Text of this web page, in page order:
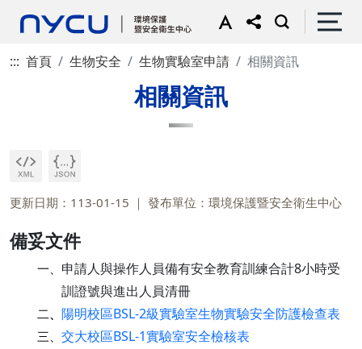
::: 首頁 生物安全 生物實驗室申請 相關資訊
相關資訊
更新日期：113-01-15 發布單位：環境保護暨安全衛生中心
備妥文件
一、 申請人與操作人員備有安全教育訓練合計8小時受
訓證號與進出人員清冊
二、、 陽明校區BSL-2級實驗室生物實驗安全防護檢查表
三、 交大校區BSL-1實驗室安全檢核表